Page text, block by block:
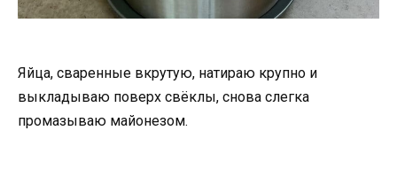
Яйца, сваренные вкрутую, натираю крупно и
выкладываю поверх свёклы, снова слегка
промазываю майонезом.